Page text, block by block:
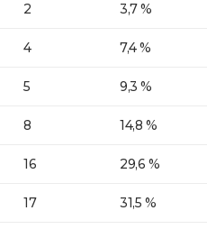
2 3,7 %
4 7,4 %
5 9,3 %
8 14,8 %
16 29,6 %
17 31,5 %